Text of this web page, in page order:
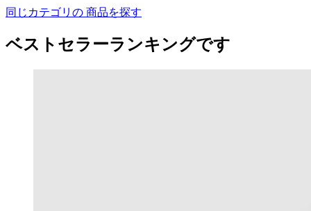
同じカテゴリの 商品を探す
ベストセラーランキングです